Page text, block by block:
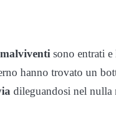
sono entrati e
hanno trovato un
dileguandosi nel nulla